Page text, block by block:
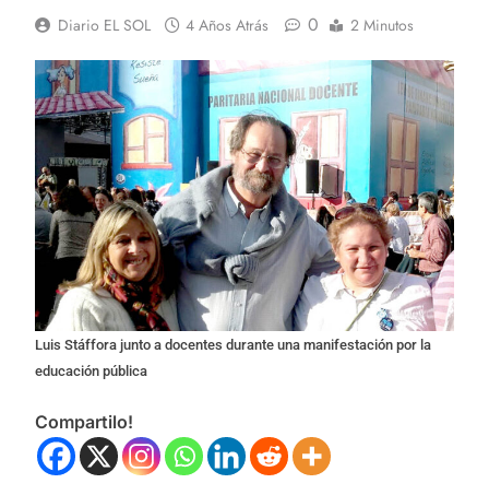
Diario EL SOL 4 Años Atrás 0 2 Minutos
Luis Stáffora junto a docentes durante una manifestación por la
educación pública
Compartilo!